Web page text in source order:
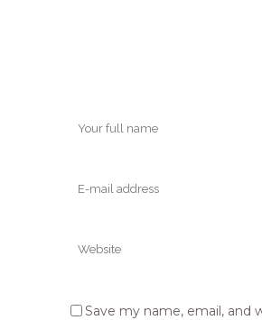
Save my name, email, and